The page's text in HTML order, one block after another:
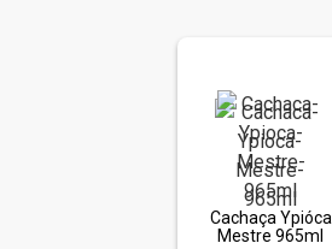
Cachaça Ypióca
Mestre 965ml